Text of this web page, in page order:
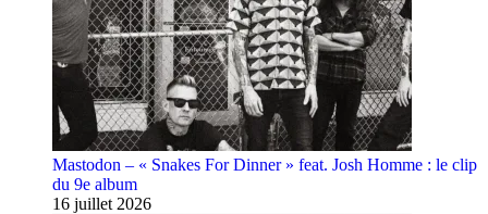
Mastodon – « Snakes For Dinner » feat. Josh Homme : le clip
du 9e album
16 juillet 2026